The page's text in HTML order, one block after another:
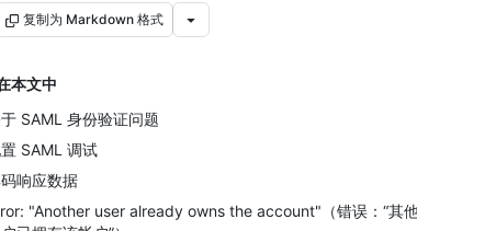
复制为 Markdown 格式
本文中
SAML 身份验证问题
SAML 调试
响应数据
"Another user already owns the account"（错误：“其他